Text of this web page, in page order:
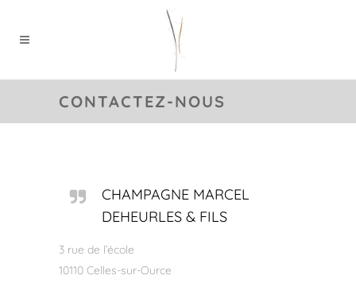
CONTACTEZ-NOUS
CHAMPAGNE MARCEL
DEHEURLES & FILS
3 rue de l’école
10110 Celles-sur-Ource